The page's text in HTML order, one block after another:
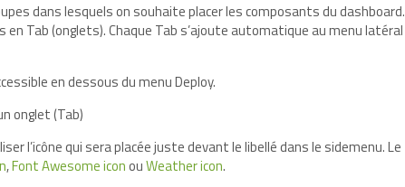
dans lesquels on souhaite placer les composants du dashboard.
Tab (onglets). Chaque Tab s’ajoute automatique au menu latéral
en dessous du menu Deploy.
onglet (Tab)
l’icône qui sera placée juste devant le libellé dans le sidemenu. Le
,Font Awesome iconouWeather icon.